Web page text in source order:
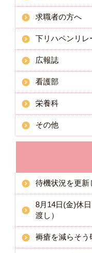
求職者の方へ
下リハペンリレ
広報誌
看護部
栄養科
その他
待機状況を更新
8月14日(金)休
渡し）
褥瘡を減らそう